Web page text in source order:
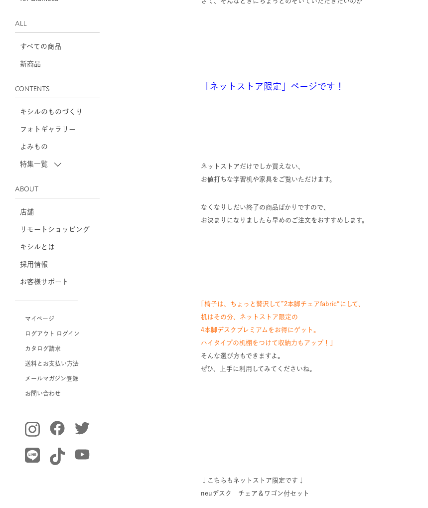
ALL
すべての商品
新商品
CONTENTS
キシルのものづくり
フォトギャラリー
よみもの
特集一覧
ABOUT
店舗
リモートショッピング
キシルとは
採用情報
お客様サポート
マイページ
ログアウト ログイン
カタログ請求
送料とお支払い方法
メールマガジン登録
お問い合わせ
「ネットストア限定」 ページです！
ネットストアだけでしか買えない、
お値打ちな学習机や家具をご覧いただけます。
なくなりしだい終了の商品ばかりですので、
お決まりになりましたら早めのご注文をおすすめします。
｢椅子は、ちょっと贅沢して”2本脚チェアfabric“にして、
机はその分、 ネットストア限定の
4本脚デスクプレミアム をお得にゲット。
ハイタイプの机棚をつけて収納力もアップ！」
そんな選び方もできますよ。
ぜひ、上手に利用してみてくださいね。
↓こちらもネットストア限定です↓
neuデスク チェア＆ワゴン付セット